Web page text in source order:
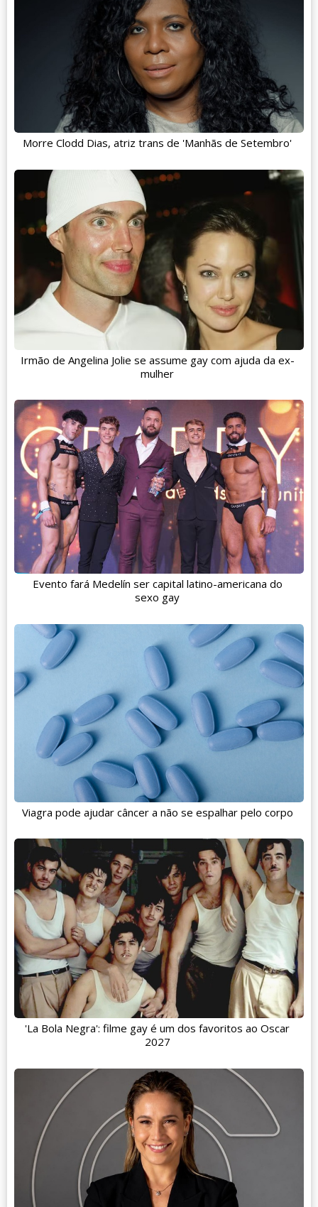
Morre Clodd Dias, atriz trans de 'Manhãs de Setembro'
Irmão de Angelina Jolie se assume gay com ajuda da ex-
mulher
Evento fará Medelín ser capital latino-americana do
sexo gay
Viagra pode ajudar câncer a não se espalhar pelo corpo
'La Bola Negra': filme gay é um dos favoritos ao Oscar
2027